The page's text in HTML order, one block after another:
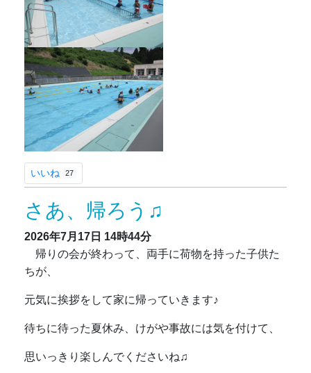
いいね 27
さあ、帰ろう♫
2026年7月17日 14時44分
帰りの会が終わって、両手に荷物を持った子供た
ちが、
元気に挨拶をして家に帰っていきます♪
待ちに待った夏休み、けがや事故には気を付けて、
思いっきり楽しんでくださいね♫